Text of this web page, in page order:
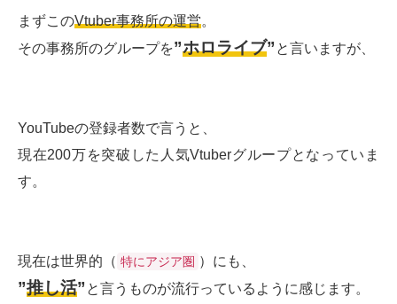
まずこのVtuber事務所の運営。
その事務所のグループを”ホロライブ” と言いますが、
YouTubeの登録者数で言うと、
現在200万を突破した人気Vtuberグループとなっていま
す。
現在は世界的（ 特にアジア圏 ）にも、
”推し活” と言うものが流行っているように感じます。